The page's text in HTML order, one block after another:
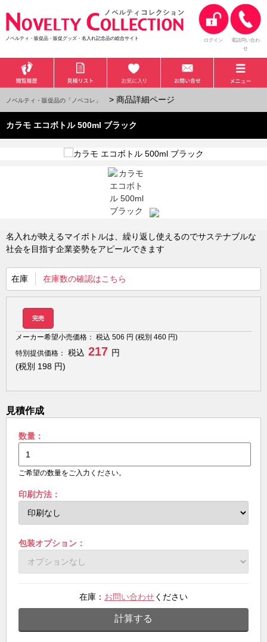
ノベルティ・販促品・販促グッズ・名入れ記念品の総合サイト ログイン
電話問い合わ
せ
ノベルティ・販促品の「ノベコレ」 > 商品詳細ページ
カラモ エコボトル 500ml ブラック
名入れが映えるマイボトルは、繰り返し使えるのでサステナブルな
社会を目指す企業姿勢をアピールできます
在庫 在庫数の確認はこちら
完売
メーカー希望小売価格： 税込 506 円 (税別 460 円)
特別提供価格：
税込 217 円
(税別 198 円)
見積作成
数量：
ご希望の数量をご入力ください。
印刷方法：
包装オプション：
在庫： お問い合わせください
計算する